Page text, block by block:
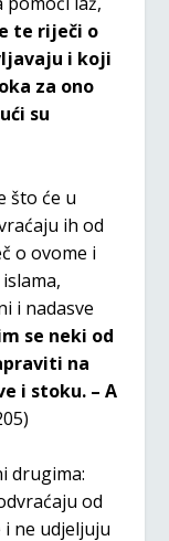
te riječi o
i koji
za ono
su
što će u
ih od
o ovome i
i nadasve
se neki od
na
i stoku. – A
drugima:
od
ne udjeljuju